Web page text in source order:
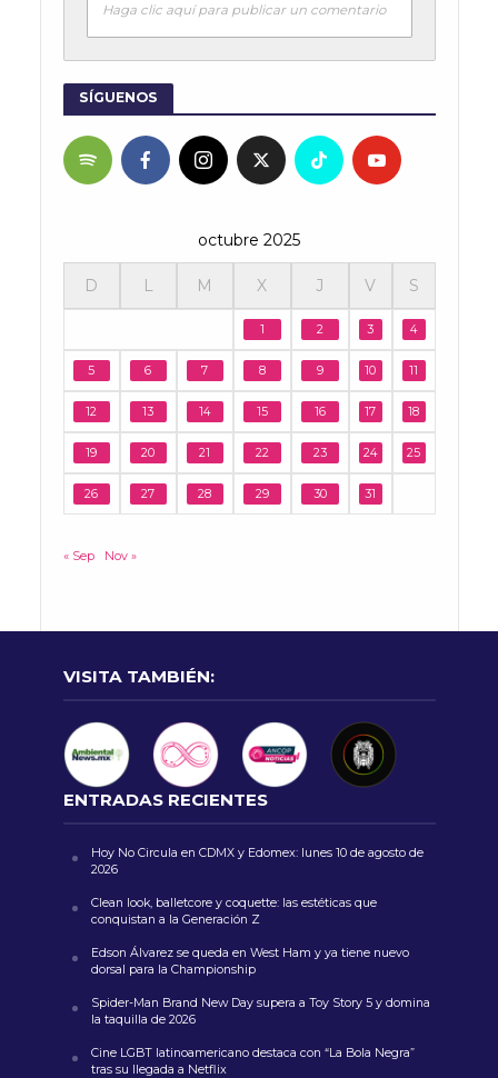
Haga clic aquí para publicar un comentario
SÍGUENOS
octubre 2025
D L M X J V S
1 2 3 4
5 6 7 8 9 10 11
12 13 14 15 16 17 18
19 20 21 22 23 24 25
26 27 28 29 30 31
« Sep Nov »
VISITA TAMBIÉN:
ENTRADAS RECIENTES
Hoy No Circula en CDMX y Edomex: lunes 10 de agosto de
2026
Clean look, balletcore y coquette: las estéticas que
conquistan a la Generación Z
Edson Álvarez se queda en West Ham y ya tiene nuevo
dorsal para la Championship
Spider-Man Brand New Day supera a Toy Story 5 y domina
la taquilla de 2026
Cine LGBT latinoamericano destaca con “La Bola Negra”
tras su llegada a Netflix